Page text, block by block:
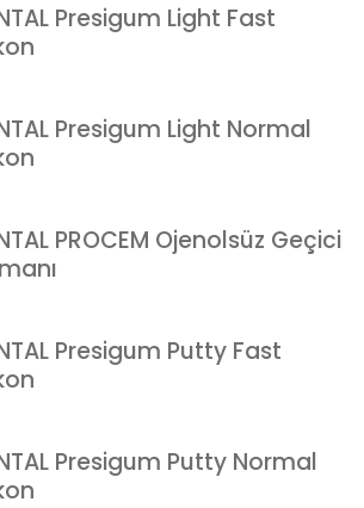
Presigum Light Fast
Presigum Light Normal
PROCEM Ojenolsüz Geçici
Presigum Putty Fast
Presigum Putty Normal